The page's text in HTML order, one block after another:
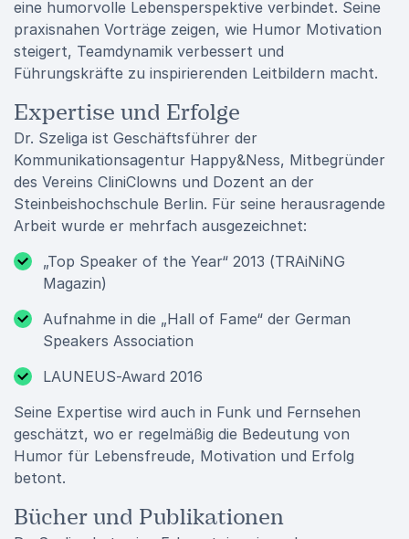
eine humorvolle Lebensperspektive verbindet. Seine
praxisnahen Vorträge zeigen, wie Humor Motivation
steigert, Teamdynamik verbessert und
Führungskräfte zu inspirierenden Leitbildern macht.
Expertise und Erfolge
Dr. Szeliga ist Geschäftsführer der
Kommunikationsagentur Happy&Ness, Mitbegründer
des Vereins CliniClowns und Dozent an der
Steinbeishochschule Berlin. Für seine herausragende
Arbeit wurde er mehrfach ausgezeichnet:
„Top Speaker of the Year“ 2013 (TRAiNiNG
Magazin)
Aufnahme in die „Hall of Fame“ der German
Speakers Association
LAUNEUS-Award 2016
Seine Expertise wird auch in Funk und Fernsehen
geschätzt, wo er regelmäßig die Bedeutung von
Humor für Lebensfreude, Motivation und Erfolg
betont.
Bücher und Publikationen